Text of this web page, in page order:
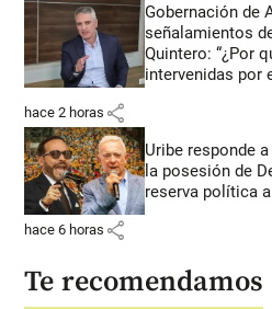
Gobernación de
señalamientos
Quintero: “¿Por
intervenidas por
hace 2 horas share
Uribe responde
la posesión de
reserva política
hace 6 horas share
Te recomendamos